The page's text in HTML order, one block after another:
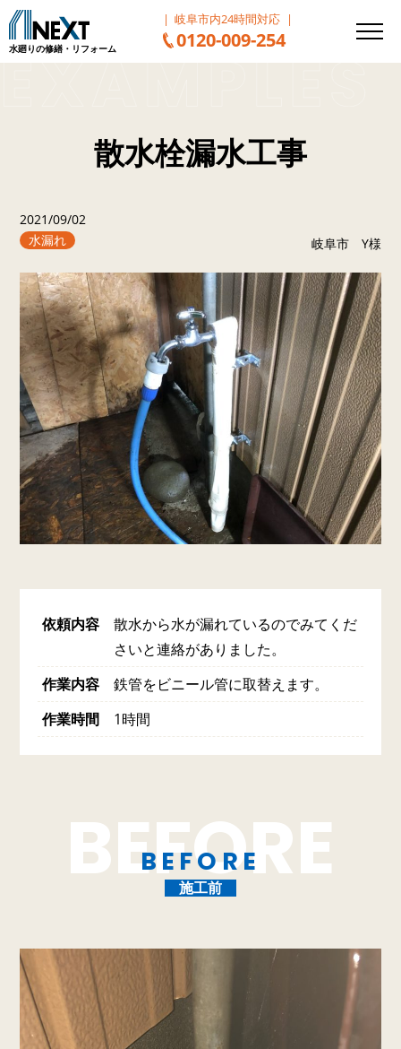
水廻りの修繕・リフォーム
岐阜市内24時間対応
0120-009-254
散水栓漏水工事
2021/09/02
水漏れ
岐阜市 Y様
依頼内容
散水から水が漏れているのでみてくだ
さいと連絡がありました。
作業内容
鉄管をビニール管に取替えます。
作業時間
1時間
BEFORE
施工前